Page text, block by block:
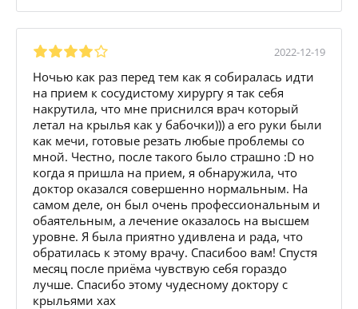
2022-12-19
Ночью как раз перед тем как я собиралась идти
на прием к сосудистому хирургу я так себя
накрутила, что мне приснился врач который
летал на крылья как у бабочки))) а его руки были
как мечи, готовые резать любые проблемы со
мной. Честно, после такого было страшно :D но
когда я пришла на прием, я обнаружила, что
доктор оказался совершенно нормальным. На
самом деле, он был очень профессиональным и
обаятельным, а лечение оказалось на высшем
уровне. Я была приятно удивлена и рада, что
обратилась к этому врачу. Спасибоо вам! Спустя
месяц после приёма чувствую себя гораздо
лучше. Спасибо этому чудесному доктору с
крыльями хах